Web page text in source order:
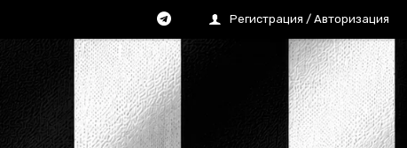
Регистрация / Авторизация